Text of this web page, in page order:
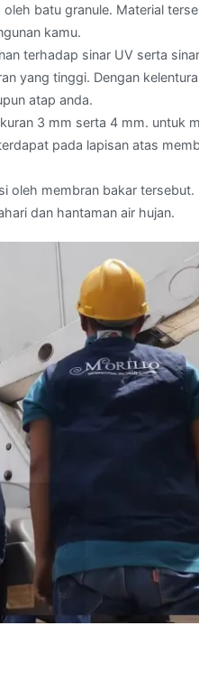
batu granule. Material
kamu.
terhadap sinar UV serta
yang tinggi. Dengan
atap anda.
3 mm serta 4 mm. untuk
pada lapisan atas
oleh membran bakar tersebut.
dan hantaman air hujan.